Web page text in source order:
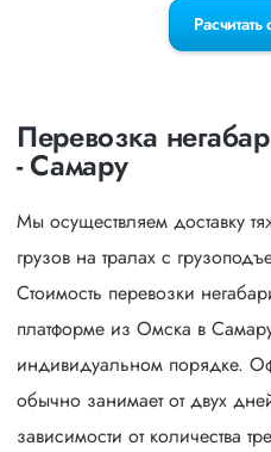
Расчитать
Перевозка
- Самару
Мы осуществляем доставку
грузов на тралах с
Стоимость перевозки
платформе из Омска в
индивидуальном порядке.
обычно занимает от двух
зависимости от количества